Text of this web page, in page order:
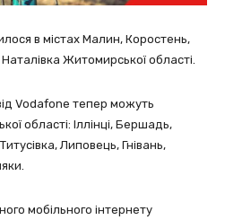
в містах Малин, Коростень,
Житомирської області.
Vodafone тепер можуть
області: Іллінці, Бершадь,
Липовець, Гнівань,
мобільного інтернету